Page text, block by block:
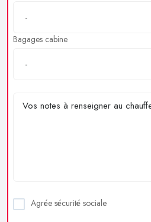
Bagages cabine
Agrée sécurité sociale